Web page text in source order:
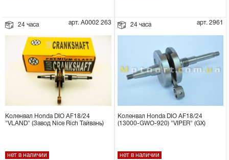
24 часа арт. А0002 263
Коленвал Honda DIO AF18/24
"VLAND" (Завод Nice Rich Тайвань)
нет в наличии
24 часа арт. 2961
Коленвал Honda DIO AF18/24
(13000-GWO-920) "VIPER" (GX)
нет в наличии